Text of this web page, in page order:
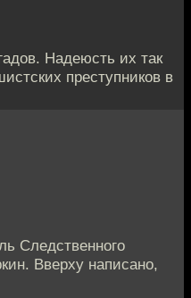
Надеюсть их так
преступников в
Следственного
Вверху написано,